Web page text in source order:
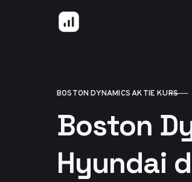
Hoppa till innehåll
KATEGORI
BOSTON DYNAMICS AKTIE KURS
Boston
Hyundai